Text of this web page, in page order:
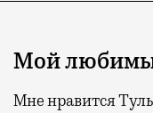
Мой
Мне нравится